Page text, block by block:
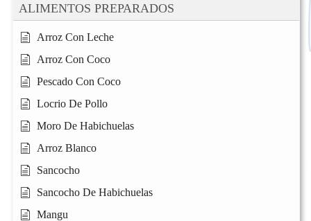
ALIMENTOS PREPARADOS
Arroz Con Leche
Arroz Con Coco
Pescado Con Coco
Locrio De Pollo
Moro De Habichuelas
Arroz Blanco
Sancocho
Sancocho De Habichuelas
Mangu